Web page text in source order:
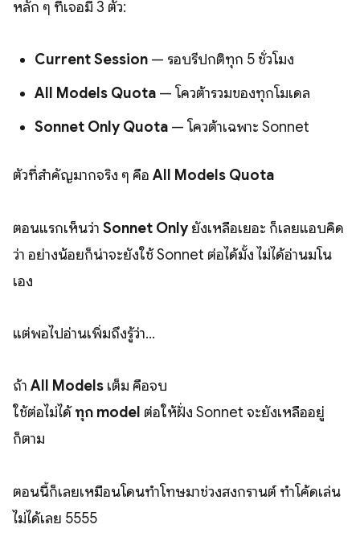
หลัก ๆ ที่เจอมี 3 ตัว:
Current Session — รอบรีปกติทุก 5 ชั่วโมง
All Models Quota — โควต้ารวมของทุกโมเดล
Sonnet Only Quota — โควต้าเฉพาะ Sonnet
ตัวที่สำคัญมากจริง ๆ คือ All Models Quota
ตอนแรกเห็นว่า Sonnet Only ยังเหลือเยอะ ก็เลยแอบคิด
ว่า อย่างน้อยก็น่าจะยังใช้ Sonnet ต่อได้มั้ง ไม่ได้อ่านมโน
เอง
แต่พอไปอ่านเพิ่มถึงรู้ว่า...
ถ้า All Models เต็ม คือจบ
ใช้ต่อไม่ได้ทุก model ต่อให้ฝั่ง Sonnet จะยังเหลืออยู่
ก็ตาม
ตอนนี้ก็เลยเหมือนโดนทำโทษมาช่วงสงกรานต์ ทำโค้ดเล่น
ไ่ม่ได้เลย 5555